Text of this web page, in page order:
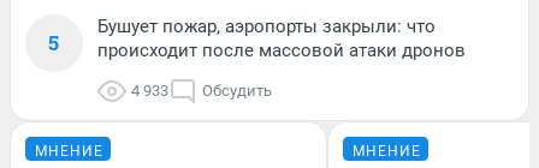
5
Бушует пожар, аэропорты закрыли: что
происходит после массовой атаки дронов
4 933 Обсудить
МНЕНИЕ МНЕНИЕ